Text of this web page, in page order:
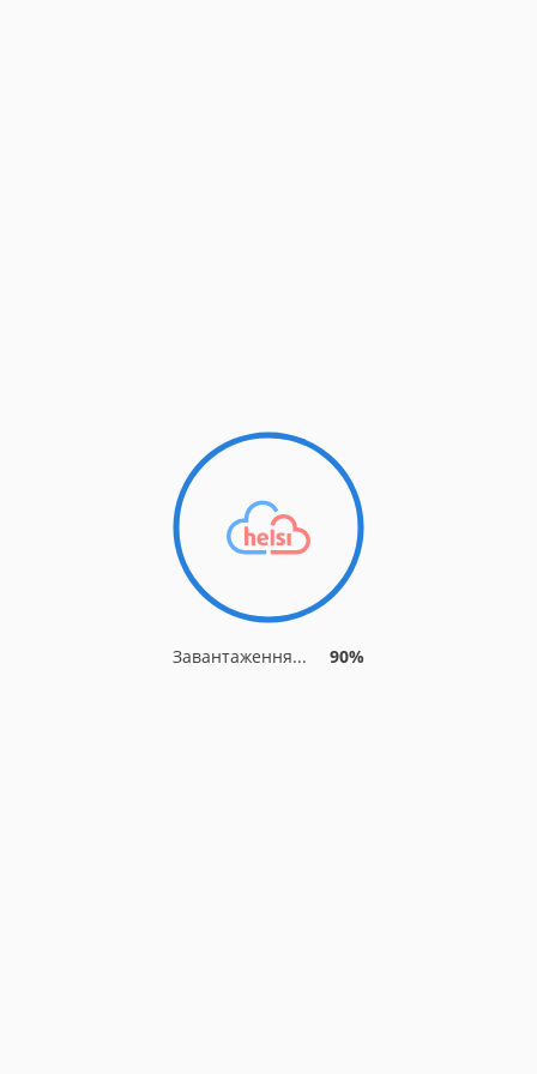
Завантаження... 90%